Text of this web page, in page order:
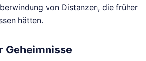
von Distanzen, die früher
hätten.
Geheimnisse